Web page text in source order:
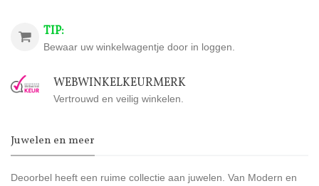
TIP:
Bewaar uw winkelwagentje door in loggen.
WEBWINKELKEURMERK
Vertrouwd en veilig winkelen.
Juwelen en meer
Deoorbel heeft een ruime collectie aan juwelen. Van Modern en